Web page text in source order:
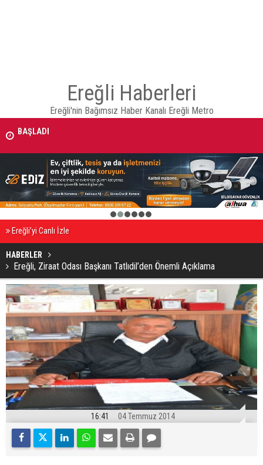
Ereğli Haberleri
Ereğli'nin Bağımsız Haber Kanalı Ereğli Metro
AVRUPA BİSİKLET BAŞKENTİ KONYA'DA BİSİKLET FESTİVALİ
BAŞLADI
BAŞKAN ALTAY: “GENÇ KOMEK VE BİLGEHANELERDE 30 BİN
YAZ AYLARINI BİZİMLE BİRLİKTE GEÇİRİYOR”
2 3 4 5 6
Ereğli’yi Canlı İzle
HABERLER
Ereğli, Ziraat Odası Başkanı Tatlıdil’den Önemli Açıklama
16:41 04 Temmuz 2014